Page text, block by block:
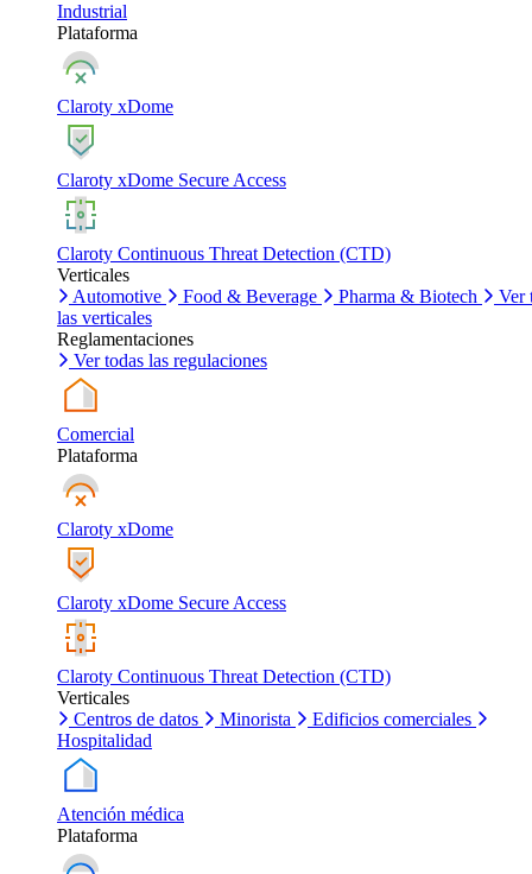
Industrial
Plataforma
Claroty xDome
Claroty xDome Secure Access
Claroty Continuous Threat Detection (CTD)
Verticales
Automotive
Food & Beverage Pharma & Biotech
Ver
las verticales
Reglamentaciones
Ver todas las regulaciones
Comercial
Plataforma
Claroty xDome
Claroty xDome Secure Access
Claroty Continuous Threat Detection (CTD)
Verticales
Centros de datos
Minorista
Edificios comerciales
Hospitalidad
Atención médica
Plataforma